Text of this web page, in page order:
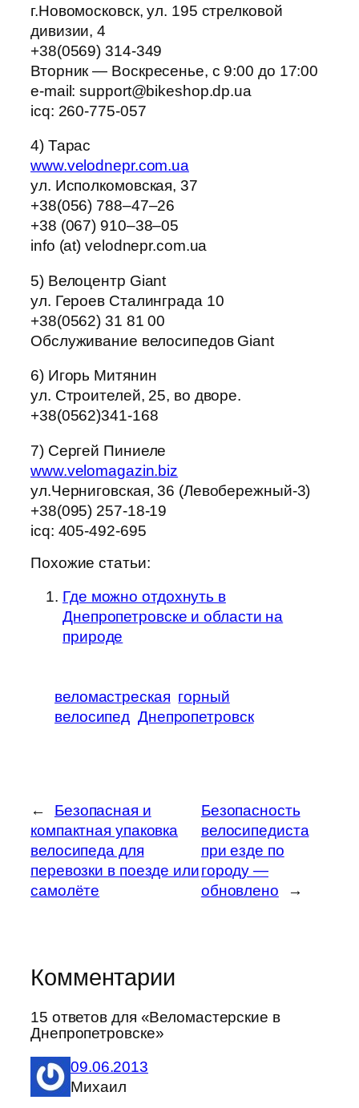
г.Новомосковск, ул. 195 стрелковой
дивизии, 4
+38(0569) 314-349
Вторник — Воскресенье, с 9:00 до 17:00
e-mail: support@bikeshop.dp.ua
icq: 260-775-057
4) Тарас
www.velodnepr.com.ua
ул. Исполкомовская, 37
+38(056) 788–47–26
+38 (067) 910–38–05
info (at) velodnepr.com.ua
5) Велоцентр Giant
ул. Героев Сталинграда 10
+38(0562) 31 81 00
Обслуживание велосипедов Giant
6) Игорь Митянин
ул. Строителей, 25, во дворе.
+38(0562)341-168
7) Сергей Пиниеле
www.velomagazin.biz
ул.Черниговская, 36 (Левобережный-3)
+38(095) 257-18-19
icq: 405-492-695
Похожие статьи:
Где можно отдохнуть в
Днепропетровске и области на
природе
веломастреская горный
велосипед Днепропетровск
←
Безопасная и
компактная упаковка
велосипеда для
перевозки в поезде или
самолёте
Безопасность
велосипедиста
при езде по
городу —
обновлено
→
Комментарии
15 ответов для «Веломастерские в
Днепропетровске»
09.06.2013
Михаил